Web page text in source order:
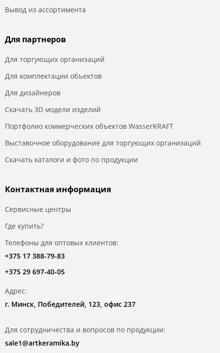
Вывод из ассортимента
Для партнеров
Для торгующих организаций
Для комплектации объектов
Для дизайнеров
Скачать 3D модели изделий
Портфолио коммерческих объектов WasserKRAFT
Выставочное оборудование для торгующих организаций
Скачать каталоги и фото по продукции
Контактная информация
Сервисные центры
Где купить?
Телефоны для оптовых клиентов:
+375 17 388-79-83
+375 29 697-40-05
Адрес:
г. Минск, Победителей, 123, офис 237
Для сотрудничества и вопросов по продукции:
sale1@artkeramika.by